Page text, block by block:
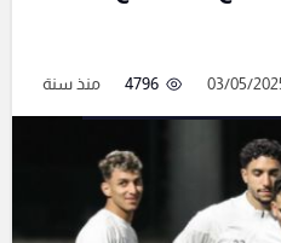
4796 منذ سنة